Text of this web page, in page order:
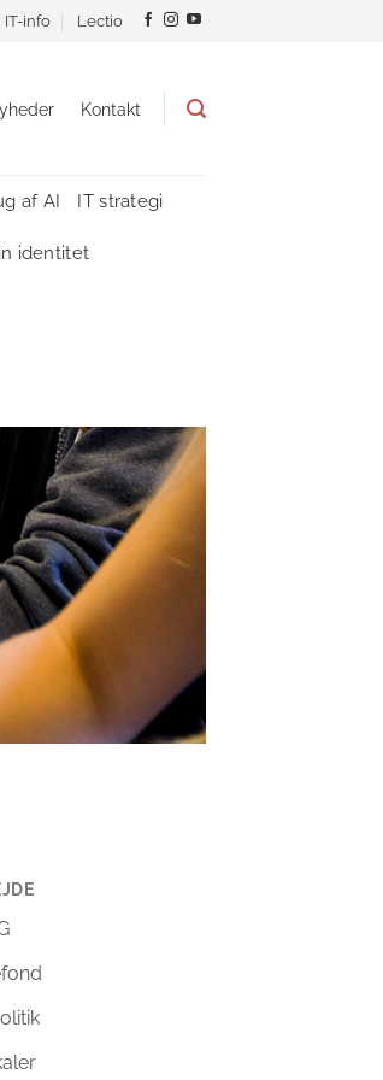
IT-info Lectio
Kontakt
af AI IT strategi
identitet